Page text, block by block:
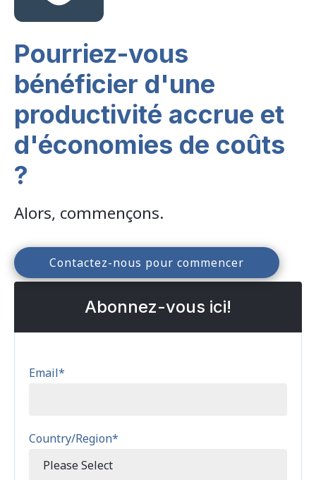
Pourriez-vous
bénéficier d'une
productivité accrue et
d'économies de coûts
?
Alors, commençons.
Contactez-nous pour commencer
Abonnez-vous ici!
Email*
Country/Region*